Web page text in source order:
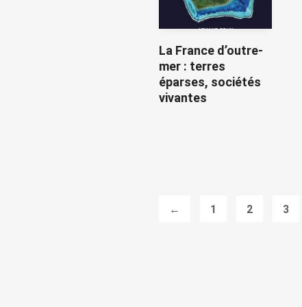
La France d’outre-
mer : terres
éparses, sociétés
vivantes
← 1 2 3